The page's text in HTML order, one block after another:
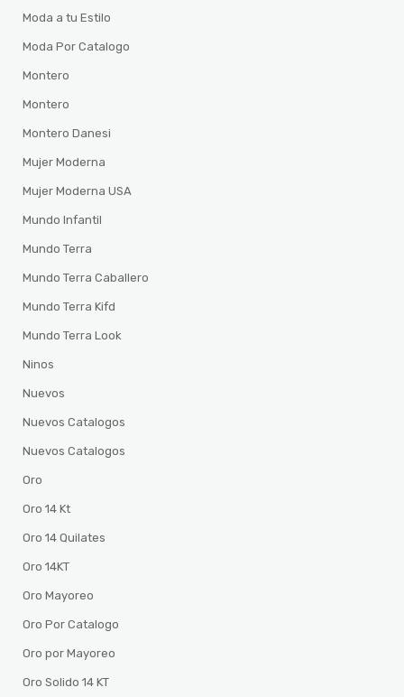
Moda a tu Estilo
Moda Por Catalogo
Montero
Montero
Montero Danesi
Mujer Moderna
Mujer Moderna USA
Mundo Infantil
Mundo Terra
Mundo Terra Caballero
Mundo Terra Kifd
Mundo Terra Look
Ninos
Nuevos
Nuevos Catalogos
Nuevos Catalogos
Oro
Oro 14 Kt
Oro 14 Quilates
Oro 14KT
Oro Mayoreo
Oro Por Catalogo
Oro por Mayoreo
Oro Solido 14 KT